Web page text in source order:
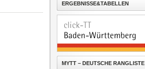
ERGEBNISSE&TABELLEN
MYTT – DEUTSCHE RANGLISTE